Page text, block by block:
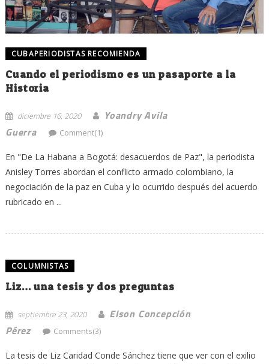
CUBAPERIODISTAS RECOMIENDA
Cuando el periodismo es un pasaporte a la
Historia
diciembre 16, 2020
Yoandry Avila
Guerra
Comment(1)
En "De La Habana a Bogotá: desacuerdos de Paz", la periodista
Anisley Torres abordan el conflicto armado colombiano, la
negociación de la paz en Cuba y lo ocurrido después del acuerdo
rubricado en ...
COLUMNISTAS
Liz… una tesis y dos preguntas
septiembre 23, 2020
Elson Concepción
Pérez
Comments(3)
La tesis de Liz Caridad Conde Sánchez tiene que ver con el exilio